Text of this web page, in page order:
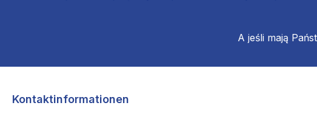
A jeśli mają
Kontaktinformationen